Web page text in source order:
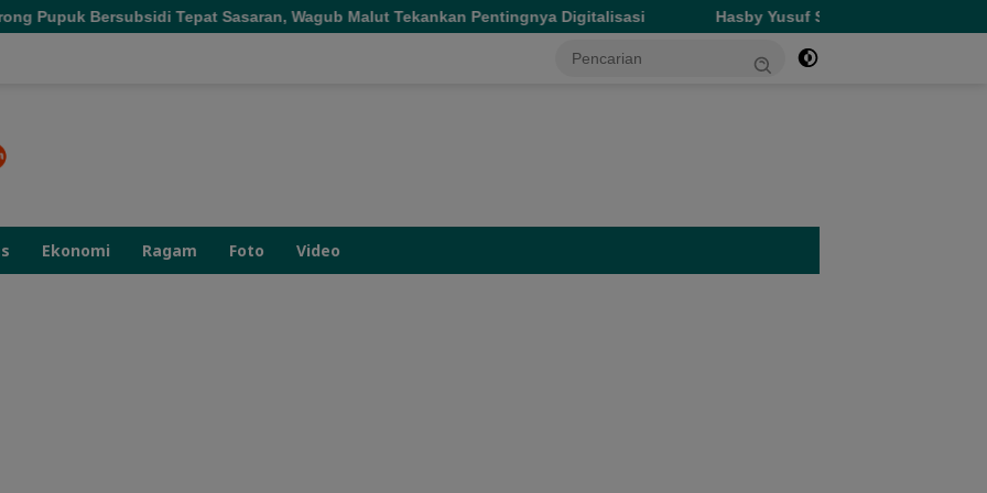
Tepat Sasaran, Wagub Malut Tekankan Pentingnya Digitalisasi Hasby Yusuf Salurkan Ratusan Paket Makanan di Tujuh
Ekonomi Ragam Foto Video